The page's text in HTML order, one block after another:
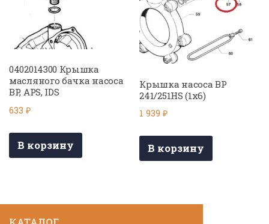
0402014300 Крышка
масляного бачка насоса
BP, APS, IDS
633 ₽
В корзину
Крышка насоса BP
241/251HS (1х6)
1 939₽
В корзину